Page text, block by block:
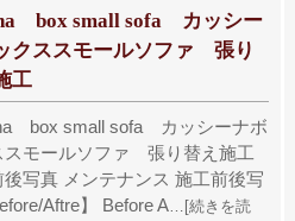
box small sofa カッシー
クススモールソファ 張り
工
box small sofa カッシーナボ
スモールソファ 張り替え施工
後写真 メンテナンス 施工前後写
Aftre】 Before A…[続きを読